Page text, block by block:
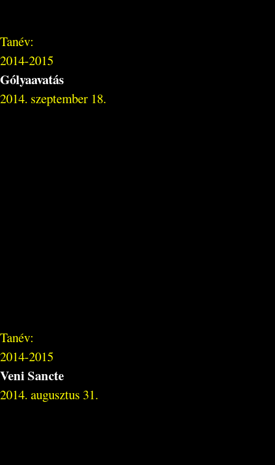
Tanév:
2014-2015
Gólyaavatás
2014. szeptember 18.
Tanév:
2014-2015
Veni Sancte
2014. augusztus 31.